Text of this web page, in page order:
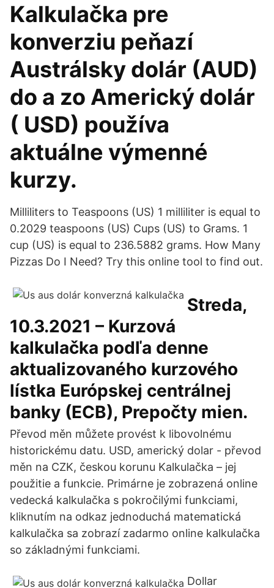
Kalkulačka pre
konverziu peňazí
Austrálsky dolár (AUD)
do a zo Americký dolár
( USD) používa
aktuálne výmenné
kurzy.
Milliliters to Teaspoons (US) 1 milliliter is equal to
0.2029 teaspoons (US) Cups (US) to Grams. 1
cup (US) is equal to 236.5882 grams. How Many
Pizzas Do I Need? Try this online tool to find out.
Streda,
10.3.2021 – Kurzová
kalkulačka podľa denne
aktualizovaného kurzového
lístka Európskej centrálnej
banky (ECB), Prepočty mien.
Převod měn můžete provést k libovolnému
historickému datu. USD, americký dolar - převod
měn na CZK, českou korunu Kalkulačka – jej
použitie a funkcie. Primárne je zobrazená online
vedecká kalkulačka s pokročilými funkciami,
kliknutím na odkaz jednoduchá matematická
kalkulačka sa zobrazí zadarmo online kalkulačka
so základnými funkciami.
Dollar